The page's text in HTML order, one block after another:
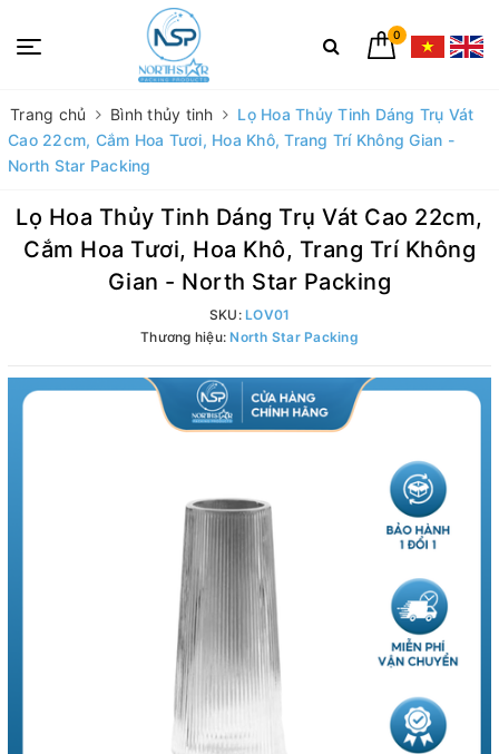
0
Trang chủ Bình thủy tinh
Lọ Hoa Thủy Tinh Dáng Trụ Vát
Cao 22cm, Cắm Hoa Tươi, Hoa Khô, Trang Trí Không Gian -
North Star Packing
Lọ Hoa Thủy Tinh Dáng Trụ Vát Cao 22cm,
Cắm Hoa Tươi, Hoa Khô, Trang Trí Không
Gian - North Star Packing
SKU: LOV01
Thương hiệu:North Star Packing